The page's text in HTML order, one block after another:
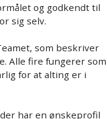
og godkendt til
sig selv.
som beskriver
Alle fire fungerer som
for at alting er i
har en ønskeprofil